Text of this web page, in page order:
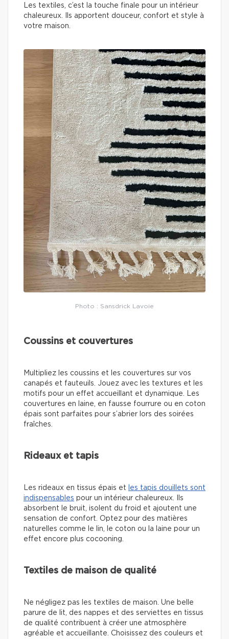
Les textiles, c’est la touche finale pour un intérieur
chaleureux. Ils apportent douceur, confort et style à
votre maison.
Photo : Sansdrick Lavoie
Coussins et couvertures
Multipliez les coussins et les couvertures sur vos
canapés et fauteuils. Jouez avec les textures et les
motifs pour un effet accueillant et dynamique. Les
couvertures en laine, en fausse fourrure ou en coton
épais sont parfaites pour s’abrier lors des soirées
fraîches.
Rideaux et tapis
Les rideaux en tissus épais et
les tapis douillets sont
indispensables pour un intérieur chaleureux. Ils
absorbent le bruit, isolent du froid et ajoutent une
sensation de confort. Optez pour des matières
naturelles comme le lin, le coton ou la laine pour un
effet encore plus cocooning.
Textiles de maison de qualité
Ne négligez pas les textiles de maison. Une belle
parure de lit, des nappes et des serviettes en tissus
de qualité contribuent à créer une atmosphère
agréable et accueillante. Choisissez des couleurs et